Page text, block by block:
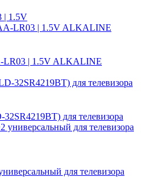
| 1.5V
LR03 | 1.5V ALKALINE
для телевизора
для телевизора